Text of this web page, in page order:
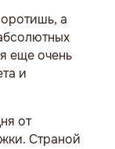
а
еще очень
и
от
Страной